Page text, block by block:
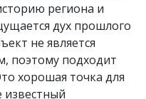
региона и
дух прошлого
не является
поэтому подходит
хорошая точка для
известный